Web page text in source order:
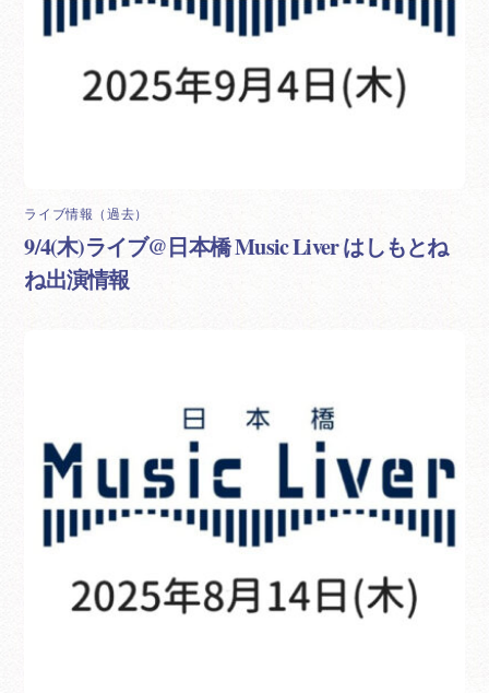
ライブ情報（過去）
9/4(木)ライブ@日本橋 Music Liver はしもとね
ね出演情報